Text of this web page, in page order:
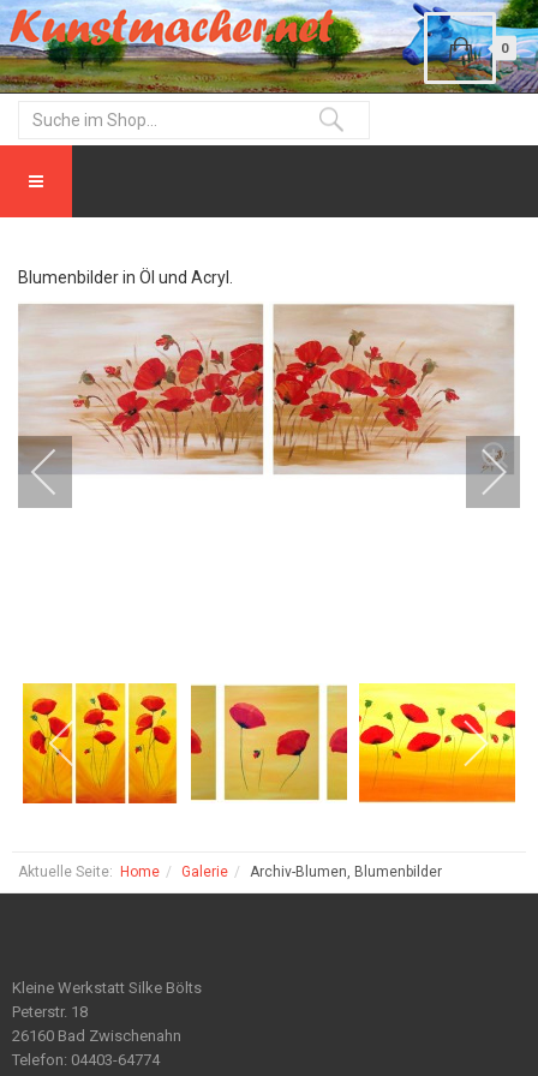
0
Blumenbilder in Öl und Acryl.
Aktuelle Seite: Home Galerie Archiv-Blumen, Blumenbilder
Kleine Werkstatt Silke Bölts
Peterstr. 18
26160 Bad Zwischenahn
Telefon: 04403-64774